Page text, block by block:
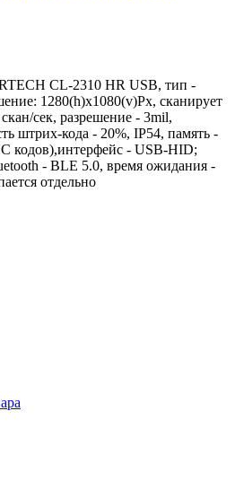
CL-2310 HR USB, тип -
1280(h)х1080(v)Px, сканирует
сек, разрешение - 3mil,
штрих-кода - 20%, IP54, память -
кодов),интерфейс - USB-HID;
- BLE 5.0, время ожидания -
отдельно